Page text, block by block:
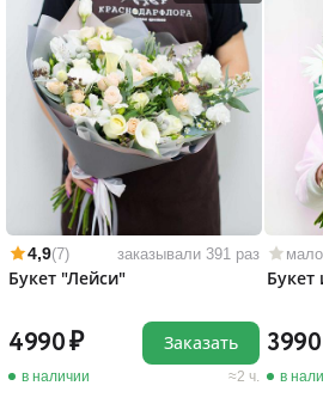
4,9(7) заказывали 391 раз
Букет "Лейси"
4990
в наличии 2 ч.
Заказать 3990
в